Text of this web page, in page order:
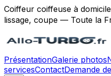
Coiffeur coiffeuse à
lissage, coupe — Toute la
PrésentationGalerie photos
servicesContactDemande